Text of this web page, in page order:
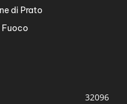
di Prato
32096